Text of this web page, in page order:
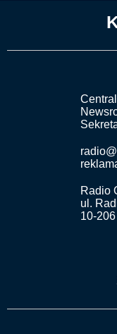
Radio
ul.
10-